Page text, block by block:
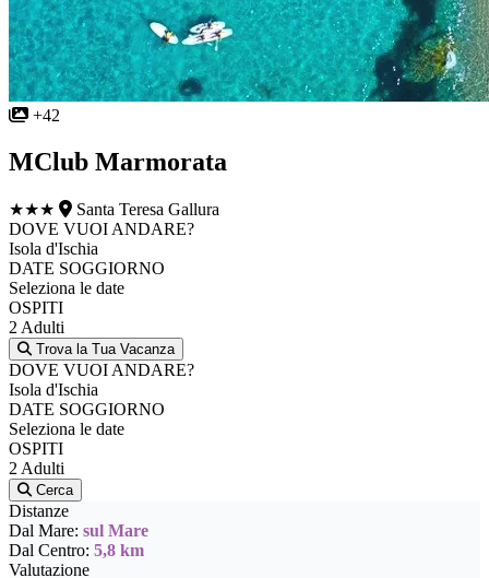
+42
MClub Marmorata
★★★
Santa Teresa Gallura
DOVE VUOI ANDARE?
Isola d'Ischia
DATE SOGGIORNO
Seleziona le date
OSPITI
2 Adulti
Trova la Tua Vacanza
DOVE VUOI ANDARE?
Isola d'Ischia
DATE SOGGIORNO
Seleziona le date
OSPITI
2 Adulti
Cerca
Distanze
Dal Mare: sul Mare
Dal Centro: 5,8 km
Valutazione